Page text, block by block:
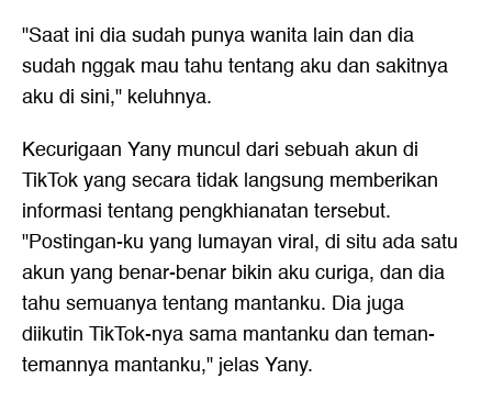
"Saat ini dia sudah punya wanita lain dan dia
sudah nggak mau tahu tentang aku dan sakitnya
aku di sini," keluhnya.
Kecurigaan Yany muncul dari sebuah akun di
TikTok yang secara tidak langsung memberikan
informasi tentang pengkhianatan tersebut.
"Postingan-ku yang lumayan viral, di situ ada satu
akun yang benar-benar bikin aku curiga, dan dia
tahu semuanya tentang mantanku. Dia juga
diikutin TikTok-nya sama mantanku dan teman-
temannya mantanku," jelas Yany.